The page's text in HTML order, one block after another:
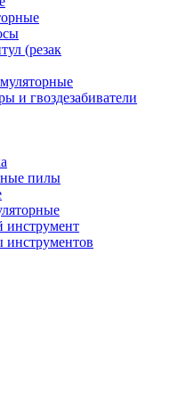
(резак
и гвоздезабиватели
пилы
инструмент
инструментов